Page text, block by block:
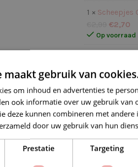
1 × Scheepjes
€2,70
Op voorraad
3,82
Op voorraad
Op
maakt gebruik van
om inhoud en advertenties te
ook informatie over uw gebruik van
deze kunnen combineren met
door uw gebruik van hun
Prestatie Targeting